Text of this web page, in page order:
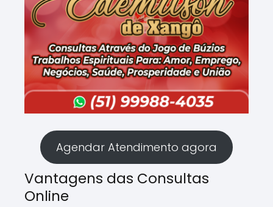
Agendar Atendimento agora
Vantagens das Consultas
Online